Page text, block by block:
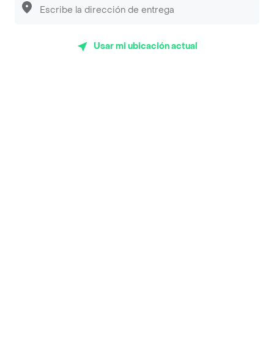
Empanaditas de Pipian - Empanadas
Usar mi ubicación actual